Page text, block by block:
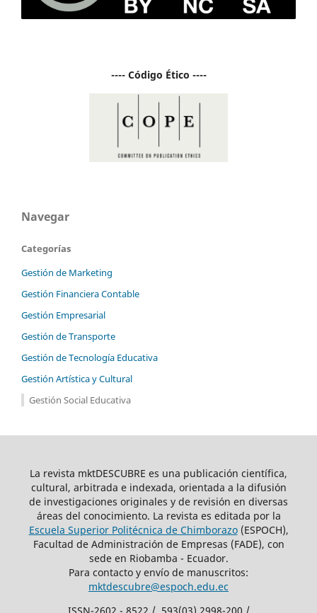
---- Código Ético ----
Navegar
Categorías
Gestión de Marketing
Gestión Financiera Contable
Gestión Empresarial
Gestión de Transporte
Gestión de Tecnología Educativa
Gestión Artística y Cultural
Gestión Social Educativa
La revista mktDESCUBRE es una publicación científica,
cultural, arbitrada e indexada, orientada a la difusión
de investigaciones originales y de revisión en diversas
áreas del conocimiento. La revista es editada por la
Escuela Superior Politécnica de Chimborazo(ESPOCH),
Facultad de Administración de Empresas (FADE), con
sede en Riobamba - Ecuador.
Para contacto y envío de manuscritos:
mktdescubre@espoch.edu.ec